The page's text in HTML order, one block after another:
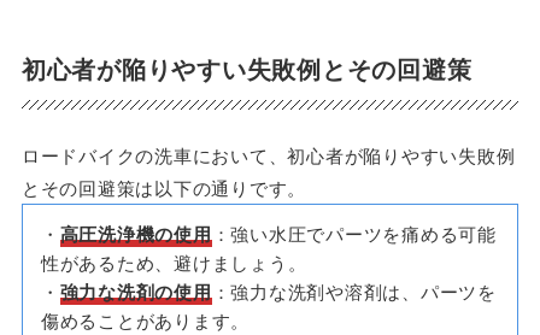
初心者が陥りやすい失敗例とその回避策
ロードバイクの洗車において、初心者が陥りやすい失敗例
とその回避策は以下の通りです。
・ 高圧洗浄機の使用：強い水圧でパーツを痛める可能
性があるため、避けましょう。
・ 強力な洗剤の使用：強力な洗剤や溶剤は、パーツを
傷めることがあります。